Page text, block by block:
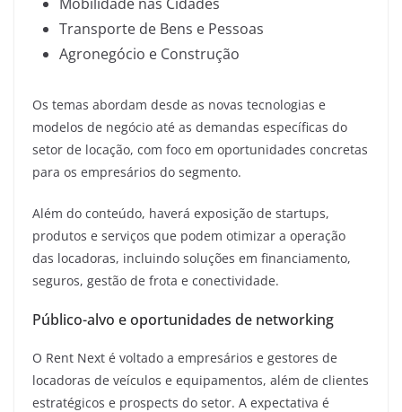
Transporte de Bens e Pessoas
Agronegócio e Construção
Os temas abordam desde as novas tecnologias e
modelos de negócio até as demandas específicas do
setor de locação, com foco em oportunidades concretas
para os empresários do segmento.
Além do conteúdo, haverá exposição de startups,
produtos e serviços que podem otimizar a operação
das locadoras, incluindo soluções em financiamento,
seguros, gestão de frota e conectividade.
Público-alvo e oportunidades de networking
O Rent Next é voltado a empresários e gestores de
locadoras de veículos e equipamentos, além de clientes
estratégicos e prospects do setor. A expectativa é